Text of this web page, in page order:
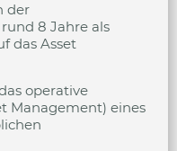
der
8 Jahre als
das Asset
operative
Management) eines